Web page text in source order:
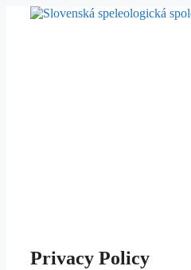
Preskočiť
Privacy Policy